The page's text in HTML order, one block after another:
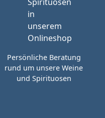
Persönliche Beratung
rund um unsere Weine
und Spirituosen